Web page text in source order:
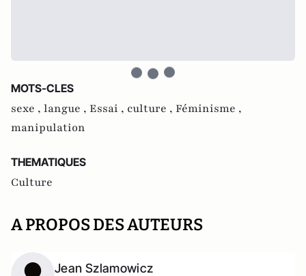
MOTS-CLES
sexe , langue , Essai , culture , Féminisme ,
manipulation
THEMATIQUES
Culture
A PROPOS DES AUTEURS
Jean Szlamowicz